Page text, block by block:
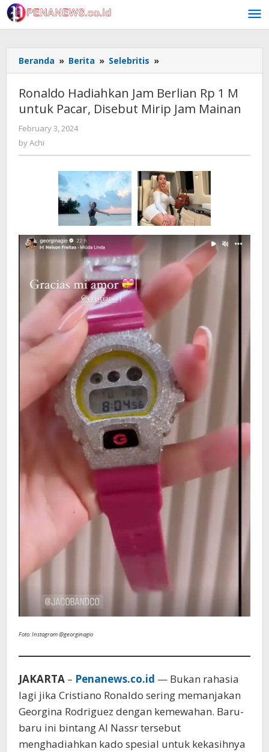
Skip
to
content
Beranda » Berita » Selebritis »
Hadiahkan
Berlian
Rp
Disebut
Mirip
Jam
Mainan
Ronaldo Hadiahkan Jam Berlian Rp 1 M
untuk Pacar, Disebut Mirip Jam Mainan
February 3, 2024
byAchi
Foto: Instagram @georginagio
JAKARTA – Penanews.co.id — Bukan rahasia
lagi jika Cristiano Ronaldo sering memanjakan
Georgina Rodriguez dengan kemewahan. Baru-
baru ini bintang Al Nassr tersebut
menghadiahkan kado spesial untuk kekasihnya